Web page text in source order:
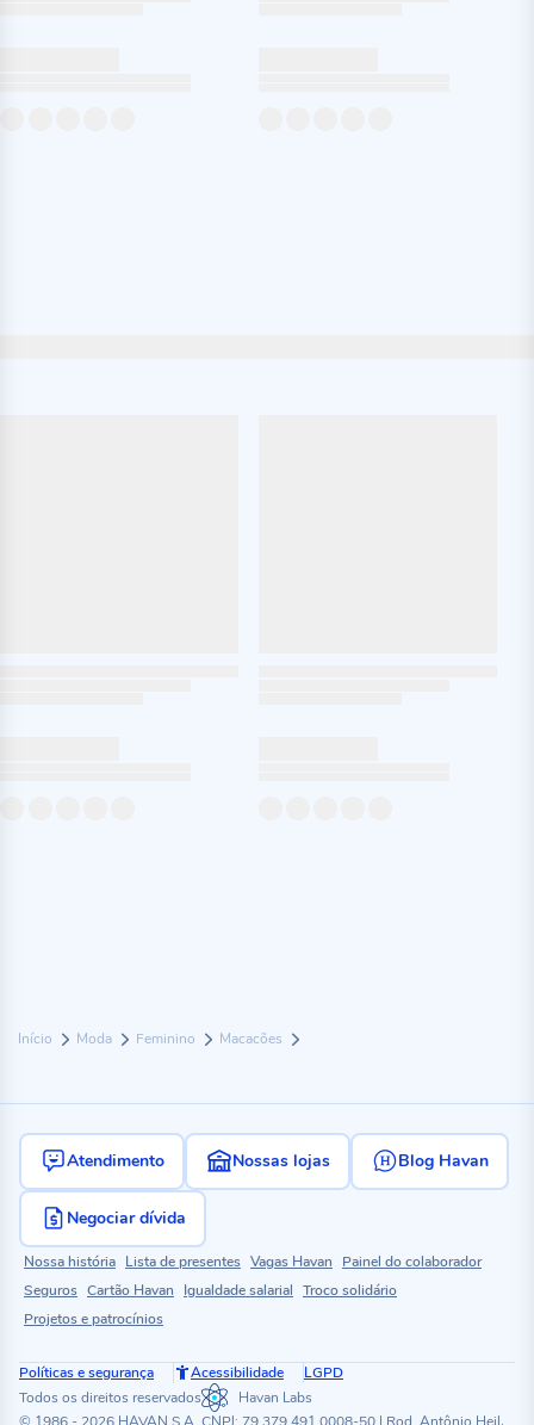
Início Moda Feminino Macacões
Atendimento Nossas lojas Blog Havan
Negociar dívida
Nossa história Lista de presentes Vagas Havan
Painel do colaborador
Seguros Cartão Havan Igualdade salarial Troco solidário
Projetos e patrocínios
Políticas e segurança Acessibilidade
LGPD
Todos os direitos reservados
Havan Labs